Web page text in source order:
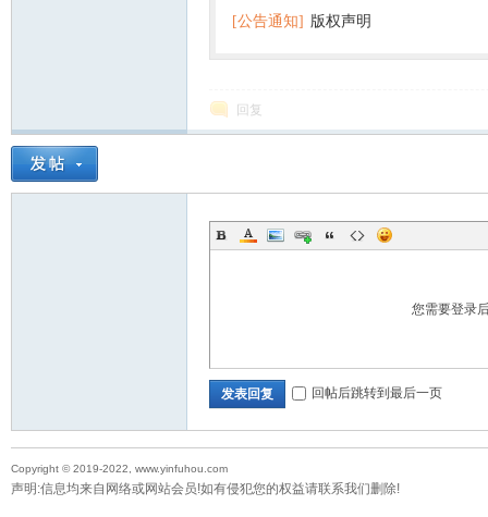
[公告通知] 版权声明
回复
您需要登录
发表回复 回帖后跳转到最后一页
Copyright © 2019-2022, www.yinfuhou.com
声明:信息均来自网络或网站会员!如有侵犯您的权益请联系我们删除!